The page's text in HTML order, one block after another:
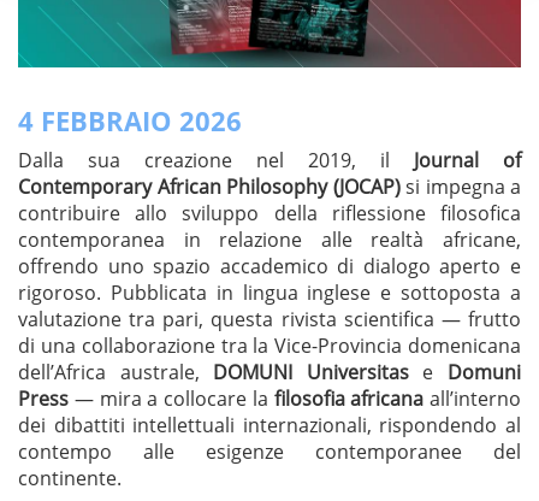
4 FEBBRAIO 2026
Dalla sua creazione nel 2019, il Journal of
Contemporary African Philosophy (JOCAP)si impegna a
contribuire allo sviluppo della riflessione filosofica
contemporanea in relazione alle realtà africane,
offrendo uno spazio accademico di dialogo aperto e
rigoroso. Pubblicata in lingua inglese e sottoposta a
valutazione tra pari, questa rivista scientifica — frutto
di una collaborazione tra la Vice-Provincia domenicana
dell’Africa australe, DOMUNI Universitase Domuni
Press — mira a collocare la filosofia africana all’interno
dei dibattiti intellettuali internazionali, rispondendo al
contempo alle esigenze contemporanee del
continente.